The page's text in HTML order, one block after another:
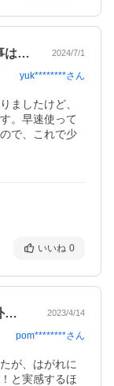
以前接骨院で置き鍼をしてもらった事はあ… 2024/7/1
yuk********さん
ましたけど、
。早速使って
で、これで少
いいね 0
まだ半分もつかっていませんが、意外でし… 2023/4/14
pom********さん
が、はがれに
と実感するほ